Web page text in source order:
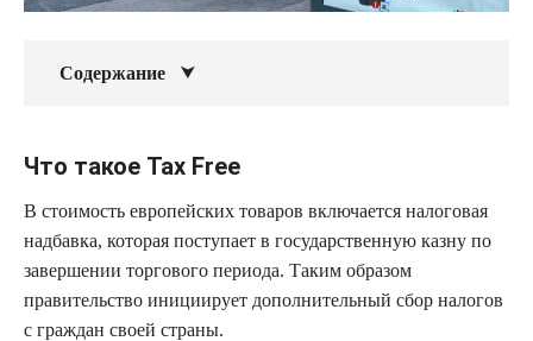
Содержание
Что такое Tax Free
В стоимость европейских товаров включается налоговая
надбавка, которая поступает в государственную казну по
завершении торгового периода. Таким образом
правительство инициирует дополнительный сбор налогов
с граждан своей страны.